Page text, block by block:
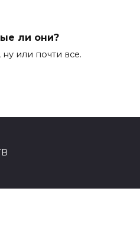
ли они?
или почти все.